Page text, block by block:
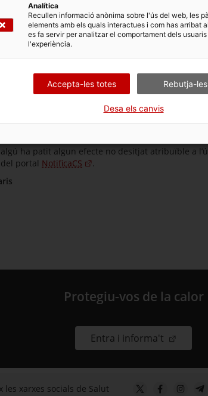
d’aquest producte cosmètic.
i formats d’aquest producte cosmètic, deixeu-la
alerta sanitària, podeu enviar un correu
l'assumpte del correu, la referència i la marca i
ha patit algun efecte no desitjat atribuïble a
portal NotificaCS
.
Protegiu-vos de la calor
Entra i informa't . Obre
les xarxes socials de Salut
Analítica
Recullen informació anònima sobre l'ús del web, les
elements amb els quals interactues i com has arribat
es fa servir per analitzar el comportament dels
l'experiència.
Accepta-les totes Rebutja-les
Desa els canvis